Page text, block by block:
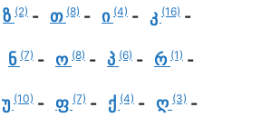
ზ (2) თ (8) ი (4) კ (16)
ნ (7) ო (8) პ (6) რ (1)
უ (10) ფ (7) ქ (4) ღ (3)